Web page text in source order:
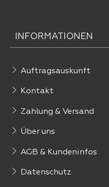
INFORMATIONEN
Auftragsauskunft
Kontakt
Zahlung & Versand
Über uns
AGB & Kundeninfos
Datenschutz